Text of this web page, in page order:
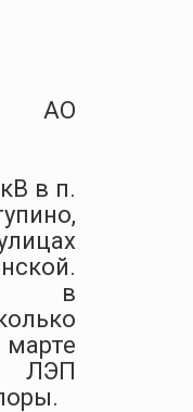
АО
в п.
в
ЛЭП